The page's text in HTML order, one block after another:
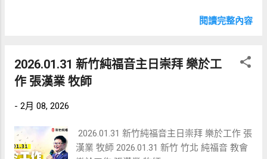
易，我願意單單尊主基督為中心，支取我在
穌寶血的救贖、醫治，廢除黑闇盟約。求天
父饒恕我個人及先祖所有污穢土地的罪，領
受聖靈恩膏的引導及產業的賞賜和祝福，阿
病）。我們要奉主名破除這些在血脈裡的咒
詛。 2. 年限 (Timeline)： 指...
同時變為美好，而非互相排斥。 二、 職場
處理工作與服事的衝突： • 準時下班的挑戰
：為了當小組長，他立志準時下班服事。面
對長官的關切與秘書的懷疑，他的應對方式
與神「摔跤」的教訓 ： 講員曾有機會去美國
貝爾實驗室（Bell Labs）做研究並拿博士學
】無論做什麼，都要從心裡做，像是給主做
督。 這場由張漢業牧師分享的講道主題為
「 樂於工作 2 」，延續前一次的主題，深入
探討工作的「 3M 」原則。除了上週提到的
命） 。 一、 工作的意義與價值 (Meaning &
Value) 牧師指出，如果工作只是為了賺錢，
閱讀完整內容
2026.01.31 新竹純福音主日崇拜 樂於工
作 張漢業 牧師
- 2月 08, 2026
2026.01.31 新竹純福音主日崇拜 樂於工作 張
漢業 牧師 2026.01.31 新竹 竹北 純福音 教會